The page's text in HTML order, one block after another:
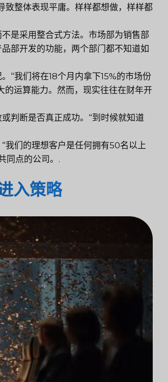
致整体表现平庸。样样都想做，样样都
是采用整合式方法。市场部为销售部
部开发的功能，两个部门都不知道如
“我们将在18个月内拿下15%的市场份
运算能力。然而，现实往往在财年开
判断是否真正成功。“到时候就知道
我们的理想客户是任何拥有50名以上
同点的公司。.
入策略